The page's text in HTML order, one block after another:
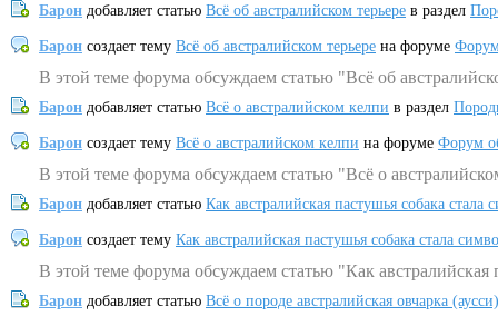
Барон добавляет статью Всё об австралийском терьере в раздел
Барон создает тему Всё об австралийском терьере на форуме
В этой теме форума обсуждаем статью "Всё об
Барон добавляет статью Всё о австралийском келпи в раздел
Барон создает тему Всё о австралийском келпи на форуме Форум
В этой теме форума обсуждаем статью "Всё о
Барон добавляет статью Как австралийская пастушья собака
Барон создает тему Как австралийская пастушья собака стала
В этой теме форума обсуждаем статью "Как
Барон добавляет статью Всё о породе австралийская овчарка (аусси)